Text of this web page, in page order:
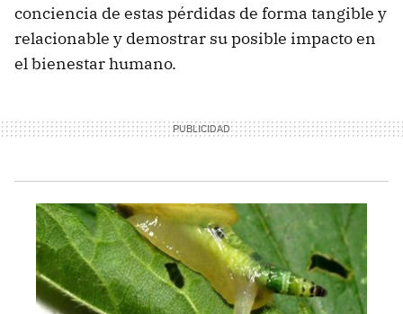
conciencia de estas pérdidas de forma tangible y
relacionable y demostrar su posible impacto en
el bienestar humano.